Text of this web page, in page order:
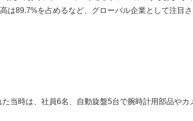
は89.7%を占めるなど、グローバル企業として注目
当時は、社員6名、自動旋盤5台で腕時計用部品やカ